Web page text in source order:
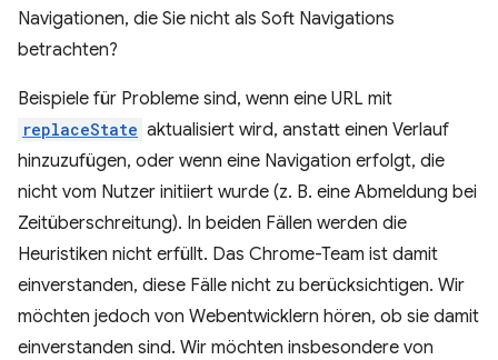
Navigationen, die Sie nicht als Soft Navigations
betrachten?
Beispiele für Probleme sind, wenn eine URL mit
replaceState aktualisiert wird, anstatt einen Verlauf
hinzuzufügen, oder wenn eine Navigation erfolgt, die
nicht vom Nutzer initiiert wurde (z. B. eine Abmeldung bei
Zeitüberschreitung). In beiden Fällen werden die
Heuristiken nicht erfüllt. Das Chrome-Team ist damit
einverstanden, diese Fälle nicht zu berücksichtigen. Wir
möchten jedoch von Webentwicklern hören, ob sie damit
einverstanden sind. Wir möchten insbesondere von